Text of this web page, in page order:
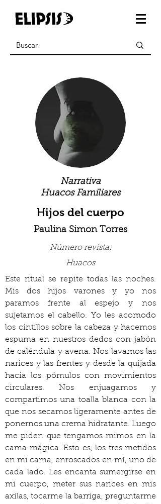
Narrativa
Huacos Familiares
Hijos del cuerpo
Paulina Simon Torres
Número revista:
Huacos
Este ritual se repite todas las noches.
Mis dos hijos varones y yo nos
paramos frente al espejo y nos
sujetamos el cabello. Yo les acomodo
los cintillos sobre la cabeza y hacemos
espuma en nuestros dedos con jabón
de caléndula y avena. Nos lavamos las
narices y las frentes y desde la quijada
hacia los pómulos con movimientos
circulares. Nos enjuagamos y
compartimos una toalla blanca con la
que nos secamos ligeramente antes de
ponernos una crema hidratante. Luego
me piden que tengamos mimos en la
cama mágica. Esto es, los tres metidos
en mi cama, enroscados en mí, uno de
cada lado. Les encanta sumergirse en
mi cuerpo, meter sus narices en mis
axilas, tocarme la barriga, preguntarme